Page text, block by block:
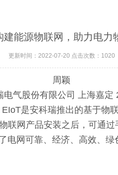
建能源物联网，助力电力
更新时间：2022-07-20 点击次数：1020
周颖
电气股份有限公司 上海嘉定
是安科瑞推出的基于物
联网产品安装之后，可通
网可靠、经济、高效、绿